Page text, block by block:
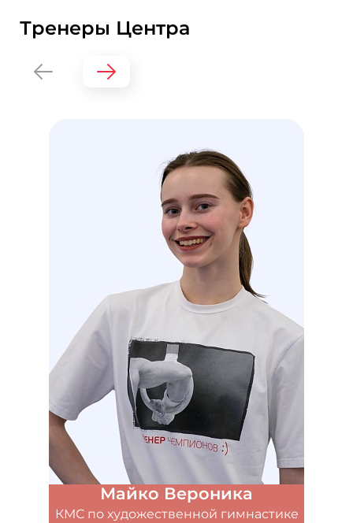
Тренеры Центра
Майко Вероника
КМС по художественной гимнастике